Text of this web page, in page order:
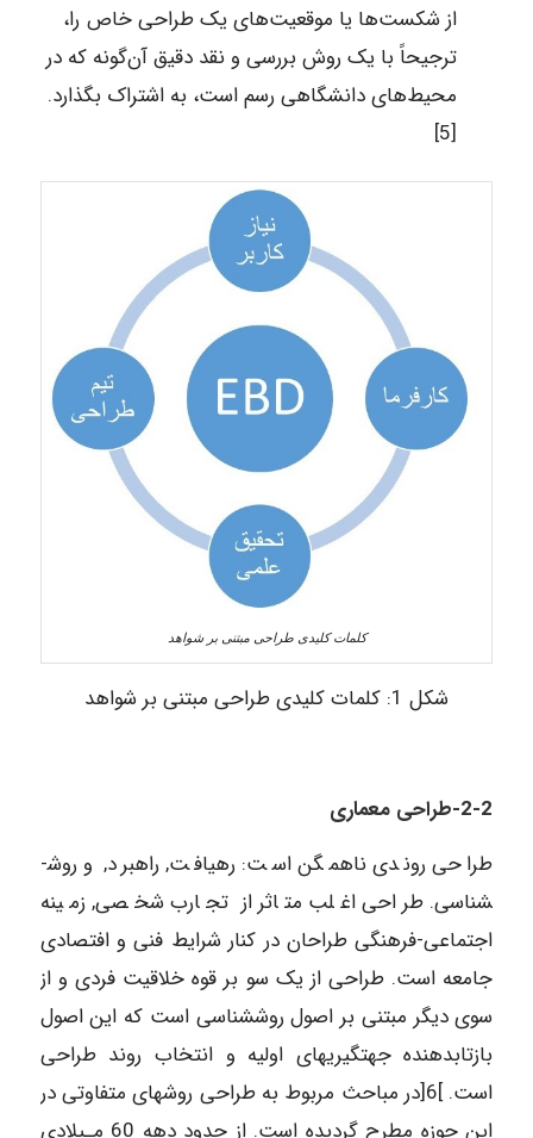
از شکست‌ها یا موقعیت‌های یک طراحی خاص را،
ترجیحاً با یک روش بررسی و نقد دقیق آن‌گونه که در
محیط‌های دانشگاهی رسم است، به اشتراک بگذارد.
[5]
کلمات کلیدی طراحی مبتنی بر شواهد
شکل 1: کلمات کلیدی طراحی مبتنی بر شواهد
2-2-طراحی معماری
طراحی روندی ناهمگن است: رهیافت, راهبرد, و روش­
شناسی. طراحی اغلب متاثر از تجارب شخصی, زمینه
اجتماعی-فرهنگی طراحان در کنار شرایط فنی و افتصادی
جامعه است. طراحی از یک سو بر قوه خلاقیت فردی و از
سوی دیگر مبتنی بر اصول روش­شناسی است که این اصول
بازتاب­دهنده جهت­گیری­های اولیه و انتخاب روند طراحی
است. ]6[در مباحث مربوط به طراحی روش­های متفاوتی در